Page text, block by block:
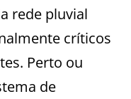
rede pluvial
críticos
Perto ou
de